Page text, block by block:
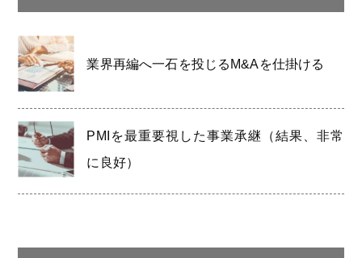
業界再編へ一石を投じるM&Aを仕掛ける
PMIを最重要視した事業承継（結果、非常
に良好）